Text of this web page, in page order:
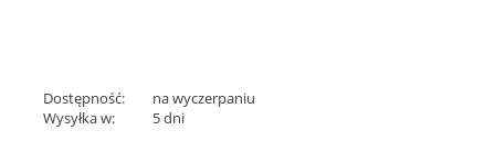
Dostępność:
na wyczerpaniu
Wysyłka w:
5 dni